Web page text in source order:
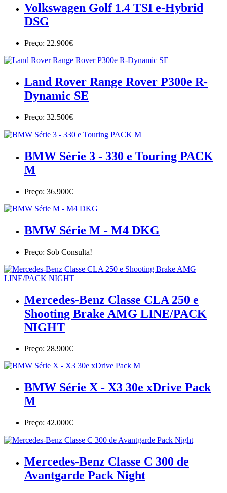
Volkswagen Golf 1.4 TSI e-Hybrid
DSG
Preço: 22.900€
Land Rover Range Rover P300e R-
Dynamic SE
Preço: 32.500€
BMW Série 3 - 330 e Touring PACK
M
Preço: 36.900€
BMW Série M - M4 DKG
Preço: Sob Consulta!
Mercedes-Benz Classe CLA 250 e
Shooting Brake AMG LINE/PACK
NIGHT
Preço: 28.900€
BMW Série X - X3 30e xDrive Pack
M
Preço: 42.000€
Mercedes-Benz Classe C 300 de
Avantgarde Pack Night